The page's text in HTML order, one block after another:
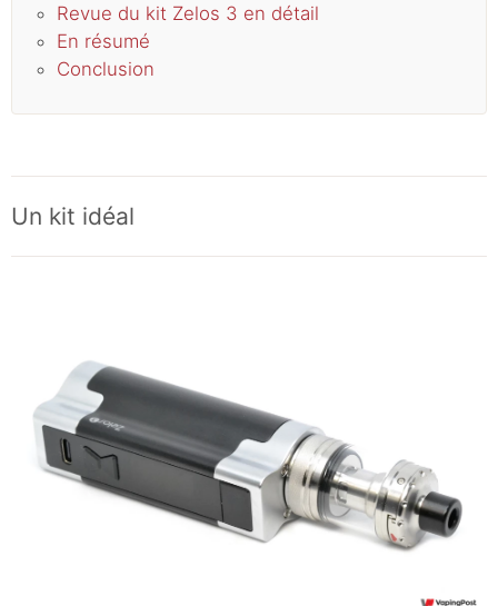
Revue du kit Zelos 3 en détail
En résumé
Conclusion
Un kit idéal